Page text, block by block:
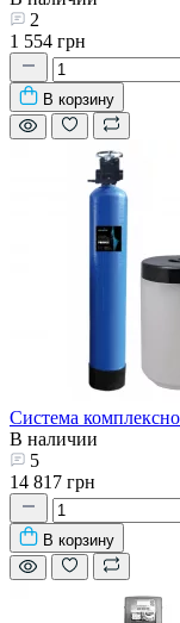
2
1 554 грн
В корзину
Система
В наличии
5
14 817 грн
В корзину